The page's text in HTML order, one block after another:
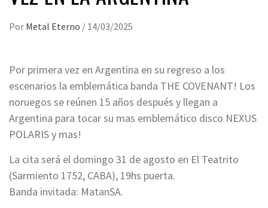
Por Metal Eterno / 14/03/2025
Por primera vez en Argentina en su regreso a los
escenarios la emblemática banda THE COVENANT! Los
noruegos se reúnen 15 años después y llegan a
Argentina para tocar su mas emblemático disco NEXUS
POLARIS y mas!
La cita será el domingo 31 de agosto en El Teatrito
(Sarmiento 1752, CABA), 19hs puerta.
Banda invitada: MatanSA.